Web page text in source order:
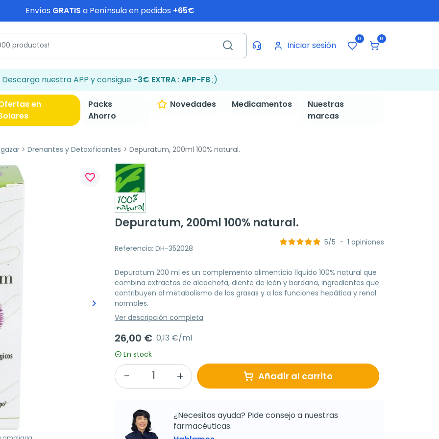
Envíos GRATIS a Península en pedidos +65€
Iniciar sesión
0 0
Descarga nuestra APP y consigue -3€ EXTRA: APP-FB;)
en
Packs
Ahorro
Novedades Medicamentos
Nuestras
marcas
Drenantes y Detoxificantes Depuratum, 200ml 100% natural.
Siguiente
keyboard_arrow_right
favorite_border
Depuratum, 200ml 100% natural.
Referencia: DH-352028
5/5 - 1 opiniones
Depuratum 200 ml es un complemento alimenticio líquido 100% natural que
combina extractos de alcachofa, diente de león y bardana, ingredientes que
contribuyen al metabolismo de las grasas y a las funciones hepática y renal
normales.
Ver descripción completa
26,00 € 0,13 €/ml
En stock
Añadir al carrito
¿Necesitas ayuda? Pide consejo a nuestras
farmacéuticas.